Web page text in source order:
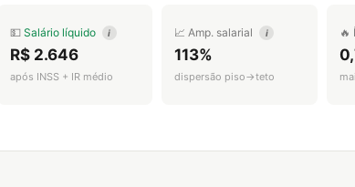
💵 Salário líquido i
R$ 2.646
após INSS + IR médio
📈 Amp. salarial i
113%
dispersão piso→teto
🔥